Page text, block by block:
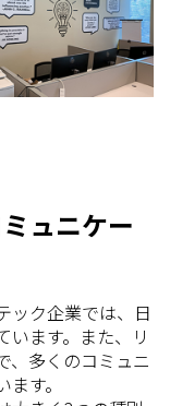
ュニケー
ック企業では、日
ます。また、リ
、多くのコミュニ
す。